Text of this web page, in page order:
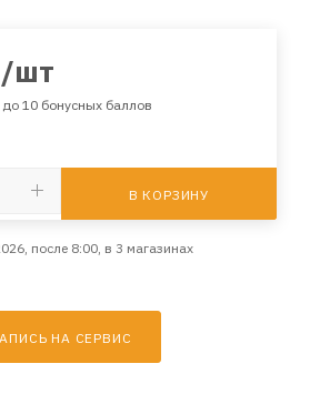
/шт
10 бонусных баллов
В КОРЗИНУ
после 8:00, в 3 магазинах
НА СЕРВИС